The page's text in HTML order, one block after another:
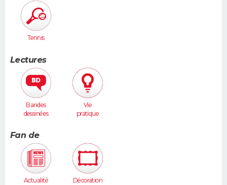
Tennis
Lectures
Bandes
dessinées
Vie
pratique
Fan de
Actualité Décoration